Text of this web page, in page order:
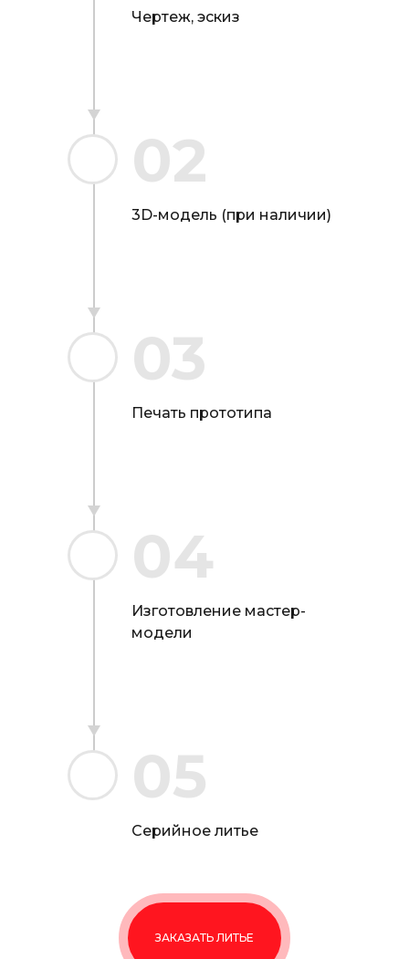
Чертеж, эскиз
02
3D-модель (при наличии)
03
Печать прототипа
04
Изготовление мастер-
модели
05
Серийное литье
ЗАКАЗАТЬ ЛИТЬЕ